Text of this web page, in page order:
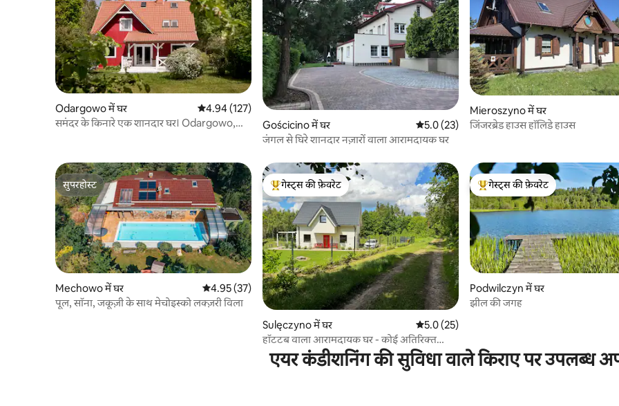
Odargowo में घर औसत रेटिंग 5 में से 4.94, 127 समीक्षाएँ
4.94 (127)
समंदर के किनारे एक शानदार घर। Odargowo,
Gościcino में घर औसत रेटिंग 5 में से 5.0, 23 समीक्षाएँ
5.0 (23)
जंगल से घिरे शानदार नज़ारों वाला आरामदायक घर
Mieroszyno में घर
जिंजरब्रेड हाउस हॉलिडे हाउस
सुपरहोस्ट
सुपरहोस्ट
Mechowo में घर औसत रेटिंग 5 में से 4.95, 37 समीक्षाएँ
4.95 (37)
पूल, सॉना, जकूज़ी के साथ मेचोइस्को लक्ज़री विला
गेस्ट्स का टॉप फ़ेवरेट
गेस्ट्स की फ़ेवरेट
Sulęczyno में घर औसत रेटिंग 5 में से 5.0, 25 समीक्षाएँ
5.0 (25)
हॉटटब वाला आरामदायक घर - कोई अतिरिक्त
शुल्क नहीं
गेस्ट्स का टॉप फ़ेवरेट
गेस्ट्स की फ़ेवरेट
Podwilczyn में घर
झील की जगह
एयर कंडीशनिंग की सुविधा वाले किराए पर उपलब्ध